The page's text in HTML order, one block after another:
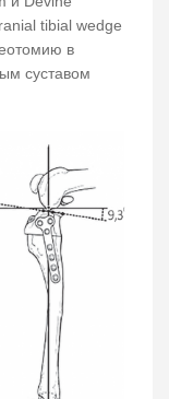
tibial wedge
в
суставом